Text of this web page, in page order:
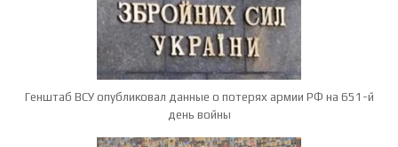
Генштаб ВСУ опубликовал данные о потерях армии РФ на 651-й
день войны